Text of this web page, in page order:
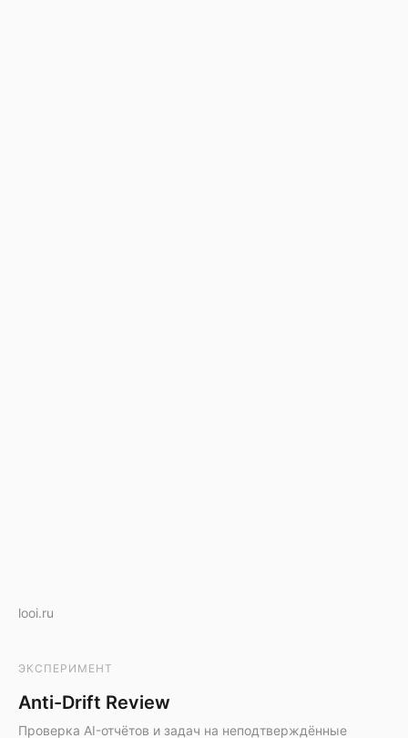
looi.ru
ЭКСПЕРИМЕНТ
Anti-Drift Review
Проверка AI-отчётов и задач на неподтверждённые